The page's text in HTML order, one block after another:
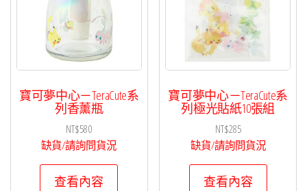
寶可夢中心－TeraCute系
列香薰瓶
NT$580
缺貨/請詢問貨況
查看內容
寶可夢中心－TeraCute系
列極光貼紙10張組
NT$285
缺貨/請詢問貨況
查看內容